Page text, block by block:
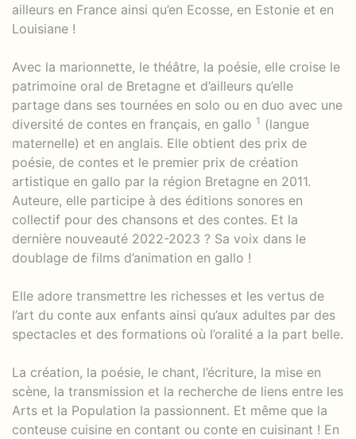
ailleurs en France ainsi qu’en Ecosse, en Estonie et en
Louisiane !
Avec la marionnette, le théâtre, la poésie, elle croise le
patrimoine oral de Bretagne et d’ailleurs qu’elle
partage dans ses tournées en solo ou en duo avec une
diversité de contes en français, en gallo 1 (langue
maternelle) et en anglais. Elle obtient des prix de
poésie, de contes et le premier prix de création
artistique en gallo par la région Bretagne en 2011.
Auteure, elle participe à des éditions sonores en
collectif pour des chansons et des contes. Et la
dernière nouveauté 2022-2023 ? Sa voix dans le
doublage de films d’animation en gallo !
Elle adore transmettre les richesses et les vertus de
l’art du conte aux enfants ainsi qu’aux adultes par des
spectacles et des formations où l’oralité a la part belle.
La création, la poésie, le chant, l’écriture, la mise en
scène, la transmission et la recherche de liens entre les
Arts et la Population la passionnent. Et même que la
conteuse cuisine en contant ou conte en cuisinant ! En